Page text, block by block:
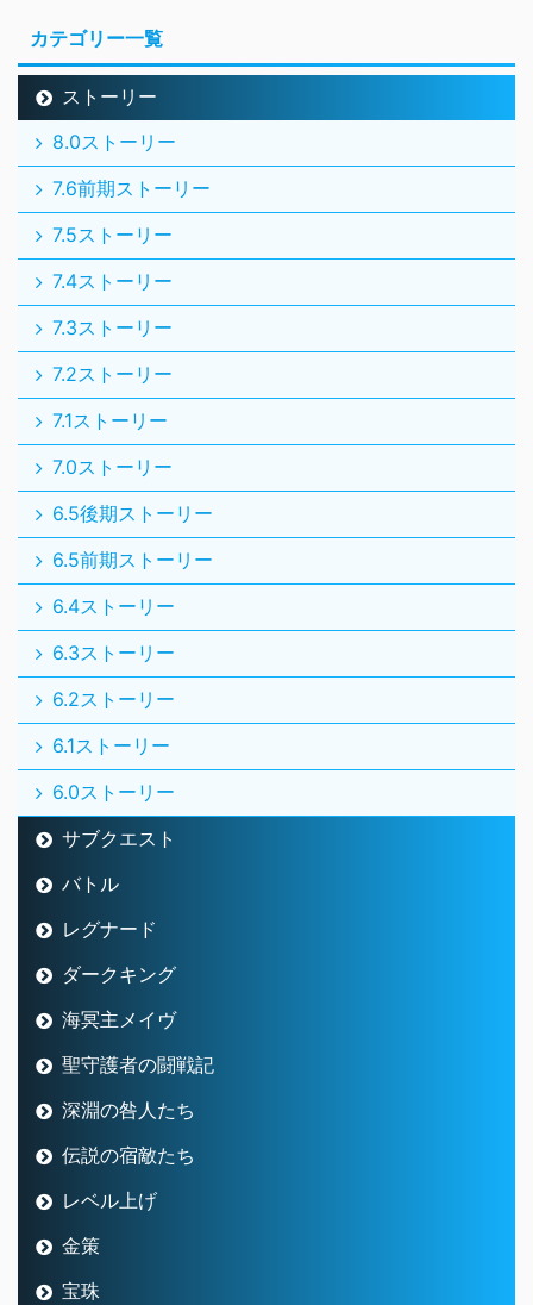
カテゴリー一覧
ストーリー
8.0ストーリー
7.6前期ストーリー
7.5ストーリー
7.4ストーリー
7.3ストーリー
7.2ストーリー
7.1ストーリー
7.0ストーリー
6.5後期ストーリー
6.5前期ストーリー
6.4ストーリー
6.3ストーリー
6.2ストーリー
6.1ストーリー
6.0ストーリー
サブクエスト
バトル
レグナード
ダークキング
海冥主メイヴ
聖守護者の闘戦記
深淵の咎人たち
伝説の宿敵たち
レベル上げ
金策
宝珠